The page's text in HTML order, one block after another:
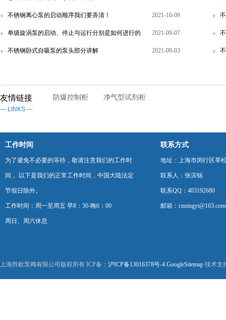
2021-10-09
不锈钢离心泵的启动顺序我们要弄清！
2021-09-07
单级旋涡泵的启动、停止与运行分别是如何进行的
2021-09-03
不锈钢卧式自吸泵的泵头部分讲解
友情链接
— LINKS —
防爆控制柜 净气型试剂柜
工作时间
为了避免不必要的等待，敬请注意我们的工作时
间 。以下是我们的正常工作时间，中国大陆法定
节假日除外。
工作时间：周一至周五 早8：30-晚6：00
周日、周六休息
联系方式
地址：上海市闵行区莘
联系人：张滨铄
联系QQ：403192680
邮箱：cnningyi@163.com
上海胜欧泵阀有限公司版权所有 ICP备： 沪ICP备13016378号-4 GoogleSitemap 技术支